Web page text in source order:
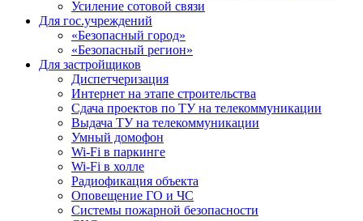
Усиление сотовой связи
Для гос.учреждений
«Безопасный город»
«Безопасный регион»
Для застройщиков
Диспетчеризация
Интернет на этапе строительства
Сдача проектов по ТУ на телекоммуникации
Выдача ТУ на телекоммуникации
Умный домофон
Wi-Fi в паркинге
Wi-Fi в холле
Радиофикация объекта
Оповещение ГО и ЧС
Системы пожарной безопасности